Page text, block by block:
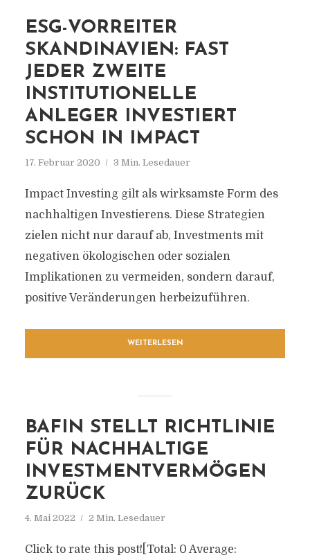
ESG-VORREITER
SKANDINAVIEN: FAST
JEDER ZWEITE
INSTITUTIONELLE
ANLEGER INVESTIERT
SCHON IN IMPACT
17. Februar 2020 3 Min. Lesedauer
Impact Investing gilt als wirksamste Form des
nachhaltigen Investierens. Diese Strategien
zielen nicht nur darauf ab, Investments mit
negativen ökologischen oder sozialen
Implikationen zu vermeiden, sondern darauf,
positive Veränderungen herbeizuführen.
WEITERLESEN
BAFIN STELLT RICHTLINIE
FÜR NACHHALTIGE
INVESTMENTVERMÖGEN
ZURÜCK
4. Mai 2022 2 Min. Lesedauer
Click to rate this post![Total: 0 Average: